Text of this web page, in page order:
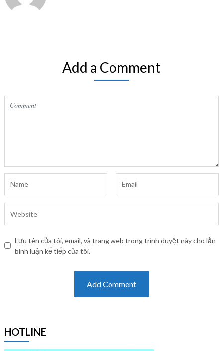
Add a Comment
Lưu tên của tôi, email, và trang web trong trình duyệt này cho lần
bình luận kế tiếp của tôi.
HOTLINE